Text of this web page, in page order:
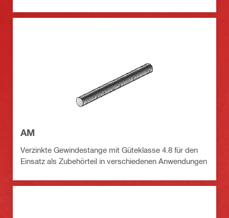
AM
Verzinkte Gewindestange mit Güteklasse 4.8 für den
Einsatz als Zubehörteil in verschiedenen Anwendungen